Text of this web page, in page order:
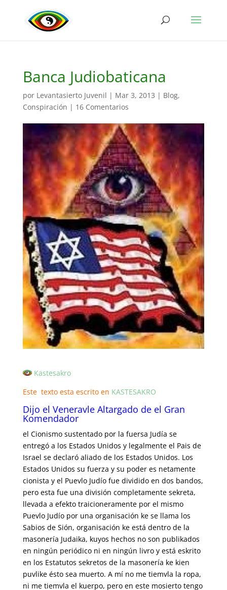
Banca Judiobaticana
por Levantasierto Juvenil | Mar 3, 2013 | Blog,
Conspiración | 16 Comentarios
Kastesakro
Este texto esta escrito en KASTESAKRO
Dijo el Veneravle Altargado de el Gran
Komendador
el Cionismo sustentado por la fuersa Judía se
entregó a los Estados Unidos y legalmente el Pais de
Israel se declaró aliado de los Estados Unidos. Los
Estados Unidos su fuerza y su poder es netamente
cionista y el Puevlo Judío fue dividido en dos bandos,
pero esta fue una división completamente sekreta,
llevada a efekto traicioneramente por el mismo
Puevlo Judío por una organisación ke se llama los
Sabios de Sión, organisación ke está dentro de la
masonería Judaika, kuyos hechos no son publikados
en ningún periódico ni en ningún livro y está eskrito
en los Estatutos sekretos de la masonería ke kien
puvlike ésto sea muerto. A mí no me tiemvla la ropa,
ni me tiemvla el kuerpo, pero en este mosierto tengo